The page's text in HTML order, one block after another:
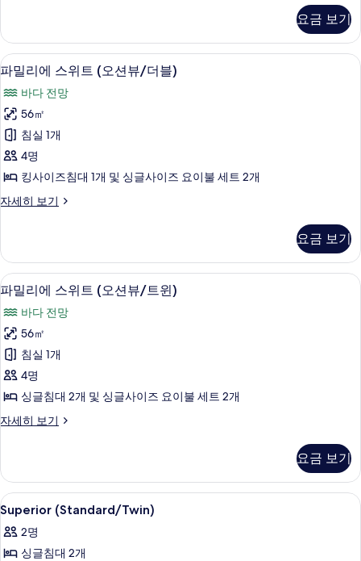
밀
리
트
윈)
사
진
모
두
보
트
(오
션
뷰/
패
밀
리
트
윈)
자
세
히
요금 보기
파
밀
리
에
스
위
트
(오
뷰/
더
블)
사
진
모
두
보
기
고급 침구, 오리/거위털 이불, 미니바,
2
파밀리에 스위트 (오션뷰/더블)
바다 전망
56㎡
침실 1개
4명
킹사이즈침대 1개 및 싱글사이즈 요이불 세트 2개
자세히 보기
파
스
위
트
(오
션
뷰/
더
블)
자
세
히
보
요금 보기
파
밀
리
에
스
위
트
(오
뷰/
트
윈)
사
진
고급 침구, 오리/거위털 이불, 미니바,
2
파밀리에 스위트 (오션뷰/트윈)
바다 전망
56㎡
침실 1개
4명
싱글침대 2개 및 싱글사이즈 요이불 세트 2개
자세히 보기
파
스
위
트
션
뷰/
요금 보기
Superior
(Standard/Twin)
사
고급 침구, 오리/거위털 이불, 미니바,
4
Superior (Standard/Twin)
2명
싱글침대 2개